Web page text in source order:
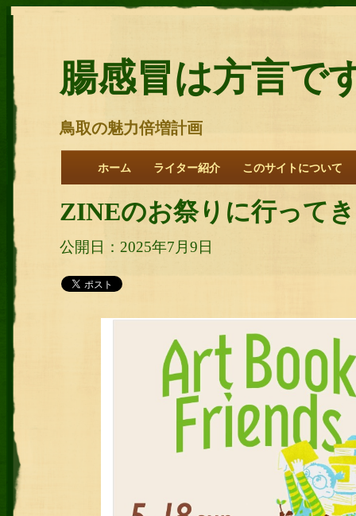
腸感冒は方言で
鳥取の魅力倍増計画
ホーム ライター紹介 このサイトについて
ZINEのお祭りに行って
公開日：2025年7月9日